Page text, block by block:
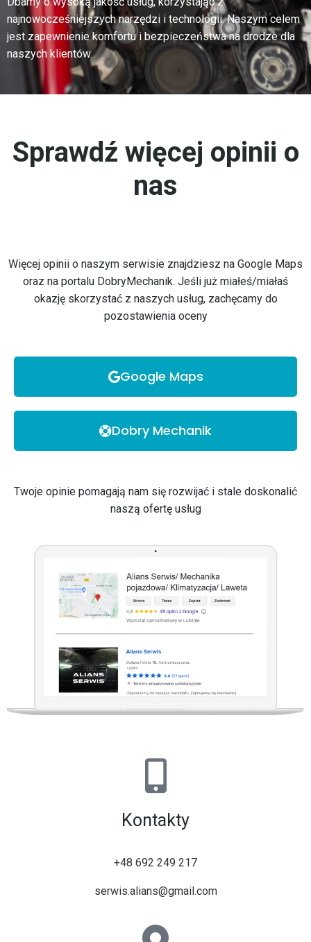
najnowocześniejszych narzędzi i technologii. Naszym celem
jest zapewnienie komfortu i bezpieczeństwa na drodze dla
naszych klientów.
Sprawdź więcej opinii o
nas
Więcej opinii o naszym serwisie znajdziesz na Google Maps
oraz na portalu DobryMechanik. Jeśli już miałeś/miałaś
okazję skorzystać z naszych usług, zachęcamy do
pozostawienia oceny
Google Maps
Dobry Mechanik
Twoje opinie pomagają nam się rozwijać i stale doskonalić
naszą ofertę usług
Kontakty
+48 692 249 217
serwis.alians@gmail.com